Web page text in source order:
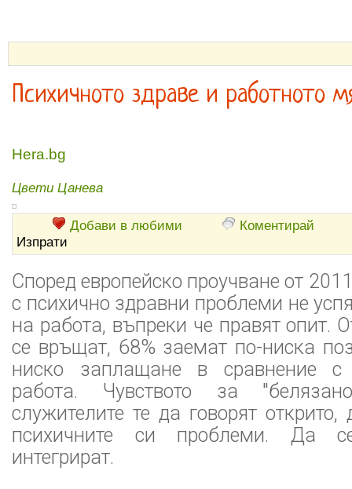
Психичното здраве и работното
Hera.bg
Цвети Цанева
Добави в любими
Коментирай
Изпрати
Според европейско проучване от
с психично здравни проблеми не
на работа, въпреки че правят опит.
се връщат, 68% заемат по-ниска
ниско заплащане в сравнение с
работа. Чувството за
служителите те да говорят
психичните си проблеми. Да
интегрират.